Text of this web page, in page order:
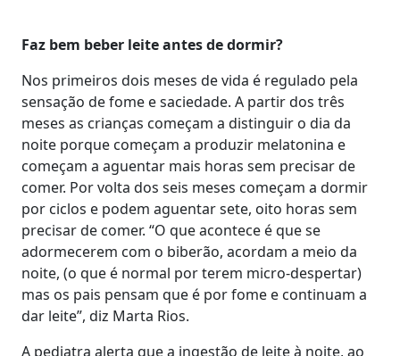
Faz bem beber leite antes de dormir?
Nos primeiros dois meses de vida é regulado pela
sensação de fome e saciedade. A partir dos três
meses as crianças começam a distinguir o dia da
noite porque começam a produzir melatonina e
começam a aguentar mais horas sem precisar de
comer. Por volta dos seis meses começam a dormir
por ciclos e podem aguentar sete, oito horas sem
precisar de comer. “O que acontece é que se
adormecerem com o biberão, acordam a meio da
noite, (o que é normal por terem micro-despertar)
mas os pais pensam que é por fome e continuam a
dar leite”, diz Marta Rios.
A pediatra alerta que a ingestão de leite à noite, ao